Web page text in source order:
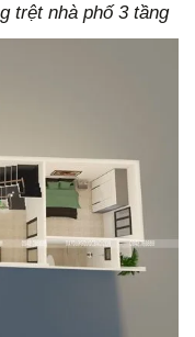
trệt nhà phố 3 tầng